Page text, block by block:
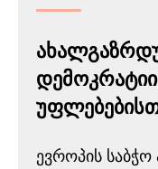
ევროპის